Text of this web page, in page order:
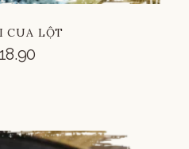
CUA LỘT
18.90